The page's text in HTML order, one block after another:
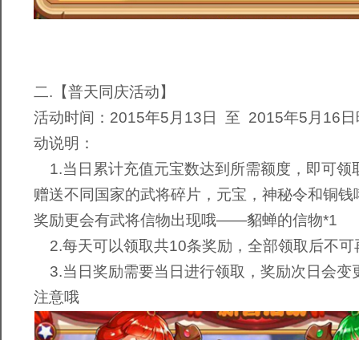
二.【普天同庆活动】
活动时间：2015年5月13日 至 2015年5月16日
动说明：
1.当日累计充值元宝数达到所需额度，即可领
赠送不同国家的武将碎片，元宝，神秘令和铜
奖励更会有武将信物出现哦——貂蝉的信物*1
2.每天可以领取共10条奖励，全部领取后不可
3.当日奖励需要当日进行领取，奖励次日会变
注意哦